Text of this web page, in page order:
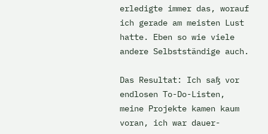
erledigte immer das, worauf
ich gerade am meisten Lust
hatte. Eben so wie viele
andere Selbstständige auch.
Das Resultat: Ich saß vor
endlosen To-Do-Listen,
meine Projekte kamen kaum
voran, ich war dauer-